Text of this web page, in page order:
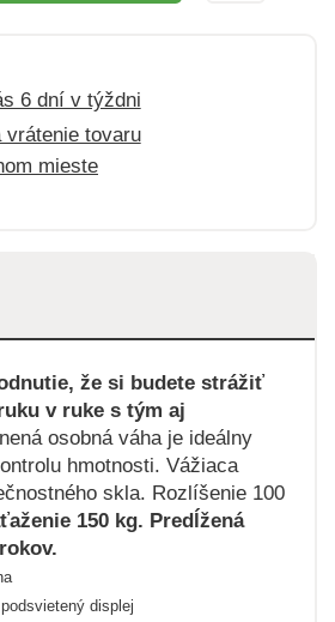
6 dní v týždni
vrátenie tovaru
mieste
že si budete strážiť
v ruke s tým aj
osobná váha je ideálny
hmotnosti. Vážiaca
skla. Rozlíšenie 100
150 kg. Predĺžená
displej